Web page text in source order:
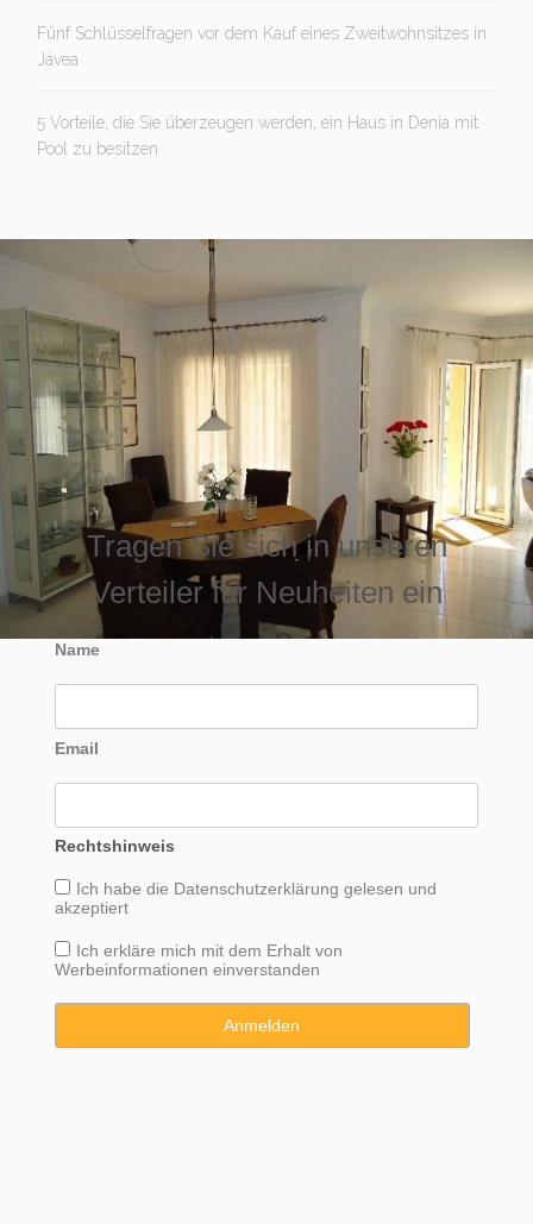
Fünf Schlüsselfragen vor dem Kauf eines Zweitwohnsitzes in
Jávea
5 Vorteile, die Sie überzeugen werden, ein Haus in Denia mit
Pool zu besitzen
Tragen Sie sich in unseren
Verteiler für Neuheiten ein
Name
Email
Rechtshinweis
Ich habe die Datenschutzerklärung gelesen und
akzeptiert
Ich erkläre mich mit dem Erhalt von
Werbeinformationen einverstanden